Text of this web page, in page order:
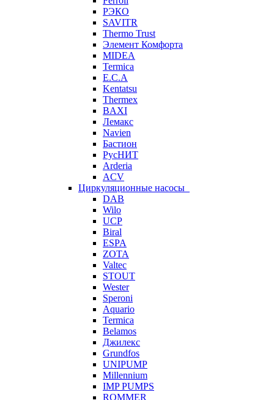
РЭКО
SAVITR
Thermo Trust
Элемент Комфорта
MIDEA
Termica
E.C.A
Kentatsu
Thermex
BAXI
Лемакс
Navien
Бастион
РусНИТ
Arderia
ACV
Циркуляционные насосы
DAB
Wilo
UCP
Biral
ESPA
ZOTA
Valtec
STOUT
Wester
Speroni
Aquario
Termica
Belamos
Джилекс
Grundfos
UNIPUMP
Millennium
IMP PUMPS
ROMMER